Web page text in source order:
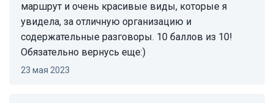
маршрут и очень красивые виды, которые я
увидела, за отличную организацию и
содержательные разговоры. 10 баллов из 10!
Обязательно вернусь еще:)
23 мая 2023